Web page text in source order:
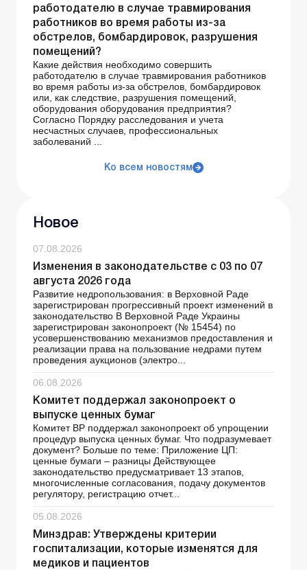
работодателю в случае травмирования
работников во время работы из-за
обстрелов, бомбардировок, разрушения
помещений?
Какие действия необходимо совершить
работодателю в случае травмирования работников
во время работы из-за обстрелов, бомбардировок
или, как следствие, разрушения помещений,
оборудования оборудования предприятия?
Согласно Порядку расследования и учета
несчастных случаев, профессиональных
заболеваний ...
Ко всем новостям
Новое
07.08.2026
Изменения в законодательстве с 03 по 07
августа 2026 года
Развитие недропользования: в Верховной Раде
зарегистрирован прогрессивный проект изменений в
законодательство В Верховной Раде Украины
зарегистрирован законопроект (№ 15454) по
усовершенствованию механизмов предоставления и
реализации права на пользование недрами путем
проведения аукционов (электро...
06.08.2026
Комитет поддержал законопроект о
выпуске ценных бумаг
Комитет ВР поддержал законопроект об упрощении
процедур выпуска ценных бумаг. Что подразумевает
документ? Больше по теме: Приложение ЦП:
ценные бумаги – разницы Действующее
законодательство предусматривает 13 этапов,
многочисленные согласования, подачу документов
регулятору, регистрацию отчет...
05.08.2026
Минздрав: Утверждены критерии
госпитализации, которые изменятся для
медиков и пациентов